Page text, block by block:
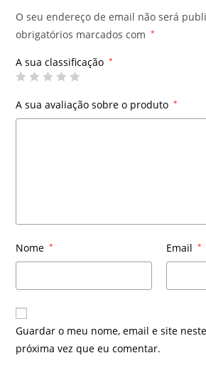
O seu endereço de email não será
obrigatórios marcados com
*
A sua classificação *
A sua avaliação sobre o produto *
Nome * Email *
Guardar o meu nome, email e site
próxima vez que eu comentar.